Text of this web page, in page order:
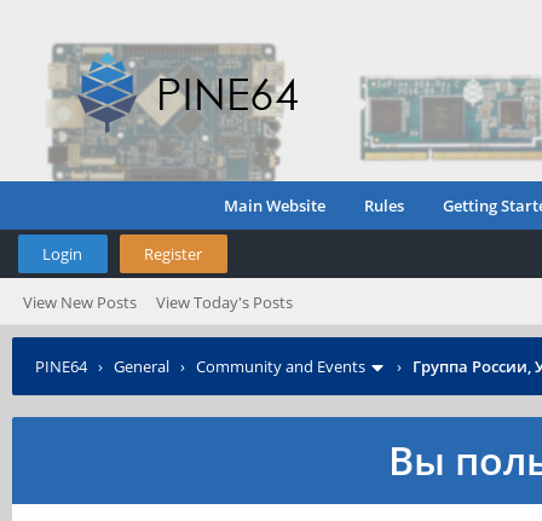
Main Website Rules Getting
Login Register
View New Posts View Today's Posts
PINE64› General › Community and Events › Группа России,
Вы